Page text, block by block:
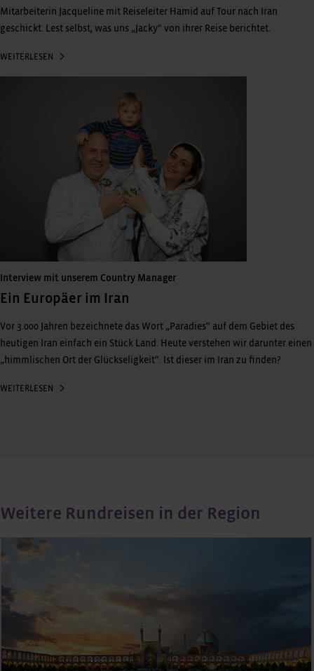
Mitarbeiterin Jacqueline mit Reiseleiter Hamid auf Tour nach Iran
geschickt. Lest selbst, was uns „Jacky“ von ihrer Reise berichtet.
WEITERLESEN
Interview mit unserem Country Manager
Ein Europäer im Iran
Vor 3.000 Jahren bezeichnete das Wort „Paradies“ auf dem Gebiet des
heutigen Iran einfach ein Stück Land. Heute verstehen wir darunter einen
„himmlischen Ort der Glückseligkeit“. Ist dieser im Iran zu finden?
WEITERLESEN
Weitere Rundreisen in der Region